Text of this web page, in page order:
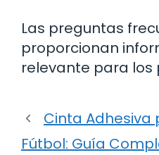
Las preguntas
proporcionan
relevante para los
Cinta Adhesiva
Fútbol: Guía